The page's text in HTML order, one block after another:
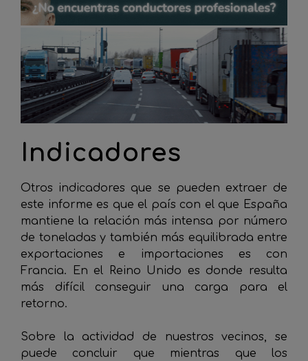
Indicadores
Otros indicadores que se pueden extraer de
este informe es que el país con el que España
mantiene la relación más intensa por número
de toneladas y también más equilibrada entre
exportaciones e importaciones es con
Francia. En el Reino Unido es donde resulta
más difícil conseguir una carga para el
retorno.
Sobre la actividad de nuestros vecinos, se
puede concluir que mientras que los